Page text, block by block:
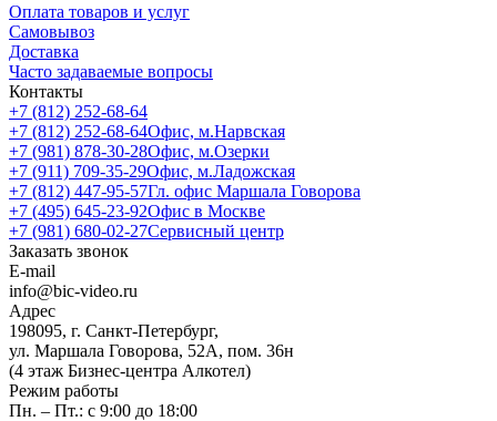
Оплата товаров и услуг
Самовывоз
Доставка
Часто задаваемые вопросы
Контакты
+7 (812) 252-68-64
+7 (812) 252-68-64Офис, м.Нарвская
+7 (981) 878-30-28Офис, м.Озерки
+7 (911) 709-35-29Офис, м.Ладожская
+7 (812) 447-95-57Гл. офис Маршала Говорова
+7 (495) 645-23-92Офис в Москве
+7 (981) 680-02-27Сервисный центр
Заказать звонок
E-mail
info@bic-video.ru
Адрес
198095, г. Санкт-Петербург,
ул. Маршала Говорова, 52А, пом. 36н
(4 этаж Бизнес-центра Алкотел)
Режим работы
Пн. – Пт.: с 9:00 до 18:00